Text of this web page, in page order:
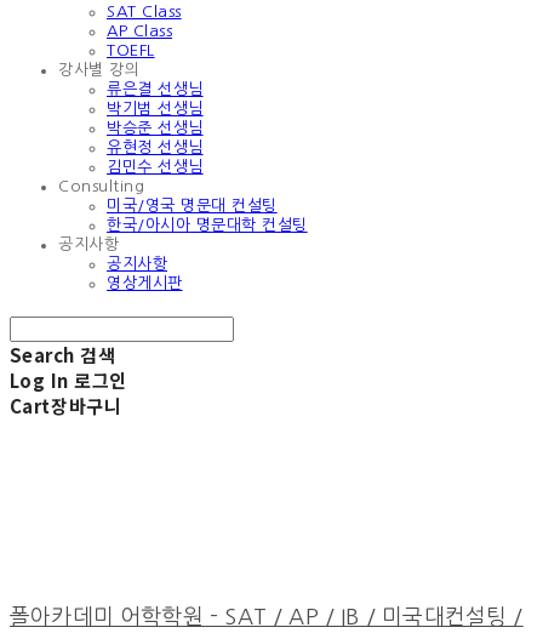
SAT Class
AP Class
TOEFL
강사별 강의
류은결 선생님
박기범 선생님
박승준 선생님
유현정 선생님
김민수 선생님
Consulting
미국/영국 명문대 컨설팅
한국/아시아 명문대학 컨설팅
공지사항
공지사항
영상게시판
Search 검색
Log In 로그인
Cart장바구니
폴아카데미 어학학원 - SAT / AP / IB / 미국대컨설팅 /